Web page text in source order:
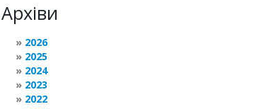
Архіви
2026
2025
2024
2023
2022